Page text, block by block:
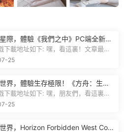
際，體驗《我們之中》PC端全新版
如下: 嘿，看這裏！文章最後
點一下就能加入我們遊...
25
界，體驗生存極限！《方舟：生存
中文版全新升級！
如下: 嘿，朋友們，看這裏！
存飛升》這個遊戲超火...
25
界，Horizon Forbidden West Com